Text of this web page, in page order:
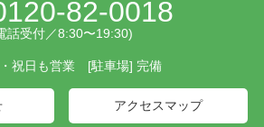
82-0018
話受付／8:30〜19:30)
祝日も営業 [駐車場] 完備
アクセスマップ